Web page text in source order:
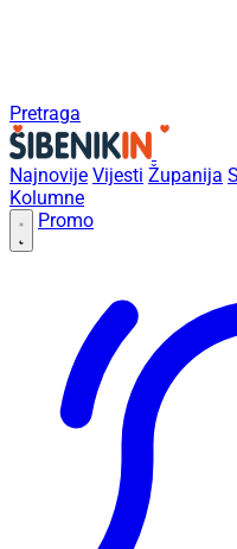
Pretraga
Najnovije Vijesti Županija
Kolumne
Promo